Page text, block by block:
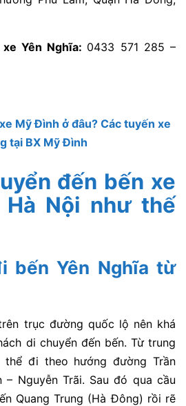
Yên Nghĩa: 0433 571 285 –
Mỹ Đình ở đâu? Các tuyến xe
tại BX Mỹ Đình
đến bến xe
Hà Nội như thế
bến Yên Nghĩa từ
trục đường quốc lộ nên khá
di chuyển đến bến. Từ trung
đi theo hướng đường Trần
– Nguyễn Trãi. Sau đó qua cầu
Quang Trung (Hà Đông) rồi rẽ